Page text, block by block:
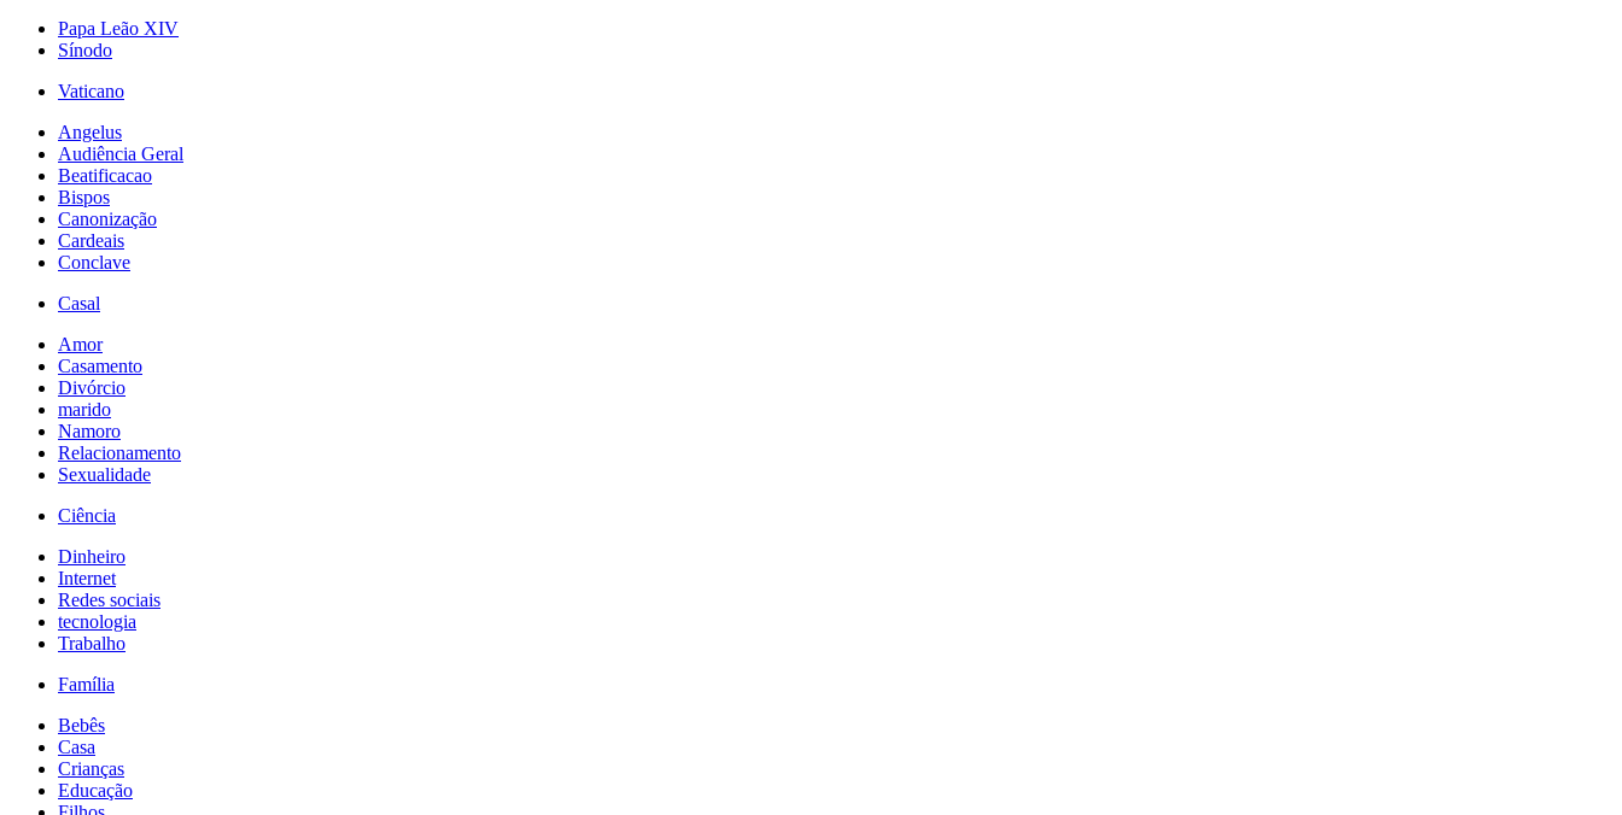
Papa Leão XIV
Sínodo
Vaticano
Angelus
Audiência Geral
Beatificacao
Bispos
Canonização
Cardeais
Conclave
Casal
Amor
Casamento
Divórcio
marido
Namoro
Relacionamento
Sexualidade
Ciência
Dinheiro
Internet
Redes sociais
tecnologia
Trabalho
Família
Bebês
Casa
Crianças
Educação